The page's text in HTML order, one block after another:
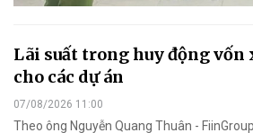
Lãi suất trong huy động
cho các dự án
07/08/2026 11:00
Theo ông Nguyễn Quang Thuân -